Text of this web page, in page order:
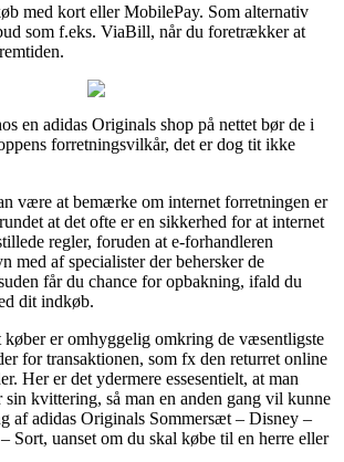
med kort eller MobilePay. Som alternativ
som f.eks. ViaBill, når du foretrækker at
en adidas Originals shop på nettet bør de i
forretningsvilkår, det er dog tit ikke
være at bemærke om internet forretningen er
at det ofte er en sikkerhed for at internet
regler, foruden at e-forhandleren
med af specialister der behersker de
får du chance for opbakning, ifald du
dit indkøb.
er omhyggelig omkring de væsentligste
for transaktionen, som fx den returret online
Her er det ydermere essesentielt, at man
kvittering, så man en anden gang vil kunne
af adidas Originals Sommersæt – Disney –
Sort, uanset om du skal købe til en herre eller